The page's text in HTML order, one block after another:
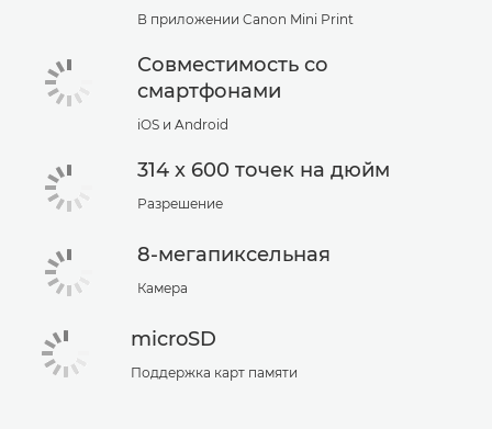
В приложении Canon Mini Print
Совместимость со
смартфонами
iOS и Android
314 x 600 точек на дюйм
Разрешение
8-мегапиксельная
Камера
microSD
Поддержка карт памяти